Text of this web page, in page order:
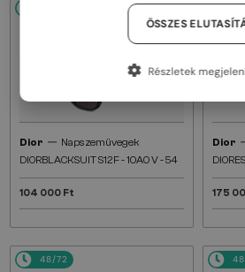
Dior — Napszemüvegek
DIORBLACKSUIT S12F - 10A0 V - 54
104 000 Ft
Dior
175
48/72
ÖSSZES
Részletek